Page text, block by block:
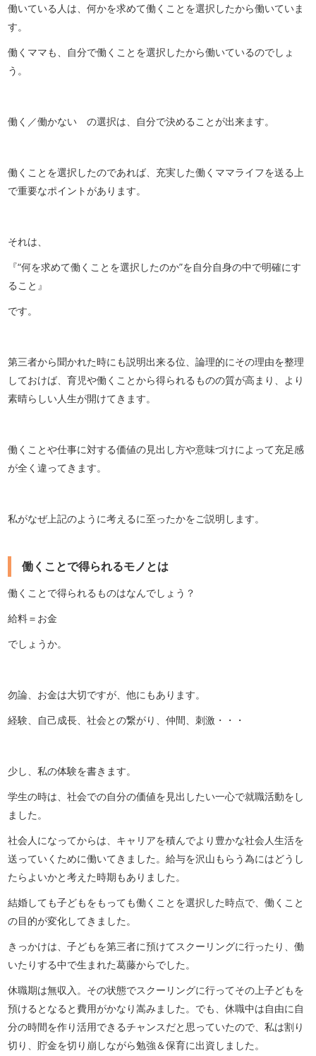
働いている人は、何かを求めて働くことを選択したから働いていま
す。
働くママも、自分で働くことを選択したから働いているのでしょ
う。
働く／働かない の選択は、自分で決めることが出来ます。
働くことを選択したのであれば、充実した働くママライフを送る上
で重要なポイントがあります。
それは、
『“何を求めて働くことを選択したのか”を自分自身の中で明確にす
ること』
です。
第三者から聞かれた時にも説明出来る位、論理的にその理由を整理
しておけば、育児や働くことから得られるものの質が高まり、より
素晴らしい人生が開けてきます。
働くことや仕事に対する価値の見出し方や意味づけによって充足感
が全く違ってきます。
私がなぜ上記のように考えるに至ったかをご説明します。
働くことで得られるモノとは
働くことで得られるものはなんでしょう？
給料＝お金
でしょうか。
勿論、お金は大切ですが、他にもあります。
経験、自己成長、社会との繋がり、仲間、刺激・・・
少し、私の体験を書きます。
学生の時は、社会での自分の価値を見出したい一心で就職活動をし
ました。
社会人になってからは、キャリアを積んでより豊かな社会人生活を
送っていくために働いてきました。給与を沢山もらう為にはどうし
たらよいかと考えた時期もありました。
結婚しても子どもをもっても働くことを選択した時点で、働くこと
の目的が変化してきました。
きっかけは、子どもを第三者に預けてスクーリングに行ったり、働
いたりする中で生まれた葛藤からでした。
休職期は無収入。その状態でスクーリングに行ってその上子どもを
預けるとなると費用がかなり嵩みました。でも、休職中は自由に自
分の時間を作り活用できるチャンスだと思っていたので、私は割り
切り、貯金を切り崩しながら勉強＆保育に出資しました。